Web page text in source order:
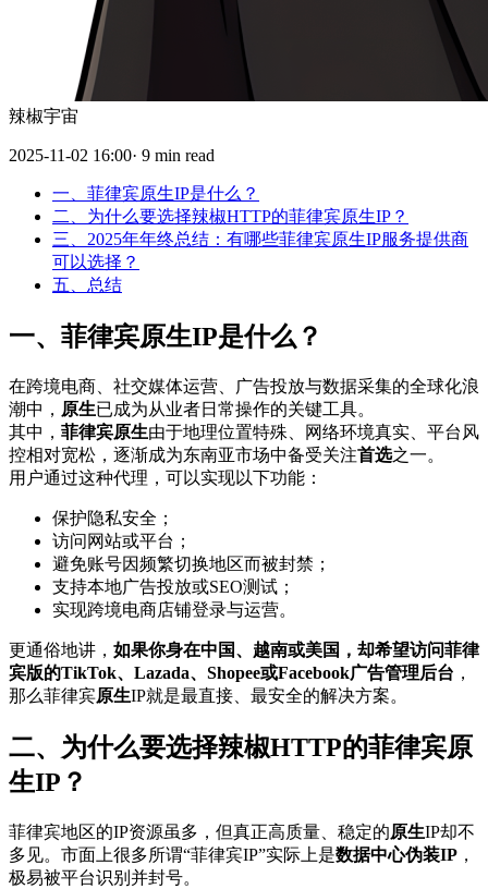
辣椒宇宙
2025-11-02 16:00· 9 min read
一、菲律宾原生IP是什么？
二、为什么要选择辣椒HTTP的菲律宾原生IP？
三、2025年年终总结：有哪些菲律宾原生IP服务提供商
可以选择？
五、总结
一、菲律宾原生IP是什么？
在跨境电商、社交媒体运营、广告投放与数据采集的全球化浪
潮中， 原生已成为从业者日常操作的关键工具。
其中， 菲律宾原生由于地理位置特殊、网络环境真实、平台风
控相对宽松，逐渐成为东南亚市场中备受关注首选之一。
用户通过这种代理，可以实现以下功能：
保护隐私安全；
访问网站或平台；
避免账号因频繁切换地区而被封禁；
支持本地广告投放或SEO测试；
实现跨境电商店铺登录与运营。
更通俗地讲， 如果你身在中国、越南或美国，却希望访问菲律
宾版的TikTok、Lazada、Shopee或Facebook广告管理后台 ，
那么菲律宾原生IP就是最直接、最安全的解决方案。
二、为什么要选择辣椒HTTP的菲律宾原
生IP？
菲律宾地区的IP资源虽多，但真正高质量、稳定的原生IP却不
多见。市面上很多所谓“菲律宾IP”实际上是数据中心伪装IP ，
极易被平台识别并封号。